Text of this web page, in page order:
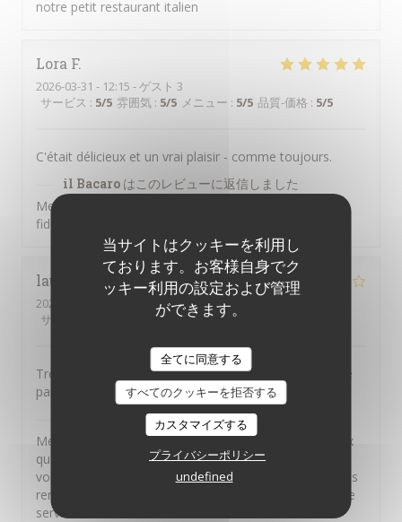
当サイトはクッキーを利用し
ております。お客様自身でク
ッキー利用の設定および管理
ができます。
全てに同意する
すべてのクッキーを拒否する
カスタマイズする
プライバシーポリシー
undefined
notre petit restaurant italien
Lora F
2026-03-31 - 12:15 - ゲスト 3
サービス : 5/5 雰囲気 : 5/5 メニュー : 5/5 品質-価格 : 5/5
C'était délicieux et un vrai plaisir - comme toujours.
il Bacaro はこのレビューに返信しました
Merci pour vos commentaires, Lora, et pour votre
fidélité !
laurence
2026-03-13
- 21:00 - ゲスト 2
サービス
:3 メニュー :4
Très bons plats . Accueil très moyen , personnel qui ne
parle pas.
はこのレビューに返信しました
Merci pour vos commentaires. Nous sommes heureux
que vous ayez apprécié nos plats. Il n'appartient qu'à
vous de solliciter notre personnel pour faire part de vos
remarques ou de vos questions, nous sommes à votre
service